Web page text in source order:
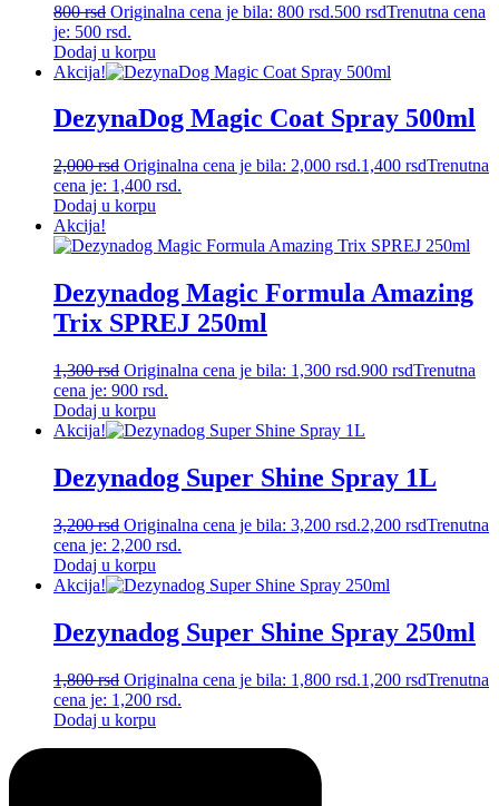
800rsd Originalna cena je bila: 800 rsd.500 rsdTrenutna cena
je: 500 rsd.
Dodaj u korpu
Akcija!
DezynaDog Magic Coat Spray 500ml
2,000rsd Originalna cena je bila: 2,000 rsd.1,400 rsdTrenutna
cena je: 1,400 rsd.
Dodaj u korpu
Akcija!
Dezynadog Magic Formula Amazing
Trix SPREJ 250ml
1,300rsd Originalna cena je bila: 1,300 rsd.900 rsdTrenutna
cena je: 900 rsd.
Dodaj u korpu
Akcija!
Dezynadog Super Shine Spray 1L
3,200rsd Originalna cena je bila: 3,200 rsd.2,200 rsdTrenutna
cena je: 2,200 rsd.
Dodaj u korpu
Akcija!
Dezynadog Super Shine Spray 250ml
1,800rsd Originalna cena je bila: 1,800 rsd.1,200 rsdTrenutna
cena je: 1,200 rsd.
Dodaj u korpu